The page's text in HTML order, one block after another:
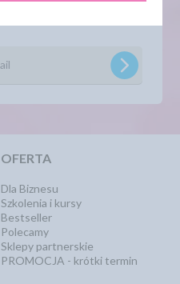
OFERTA
Dla Biznesu
Szkolenia i kursy
Bestseller
Polecamy
Sklepy partnerskie
PROMOCJA - krótki termin